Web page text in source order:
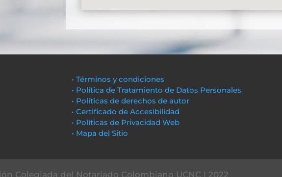
• Términos y condiciones
• Política de Tratamiento de Datos Personales
• Políticas de derechos de autor
• Certificado de Accesibilidad
• Políticas de Privacidad Web
• Mapa del Sitio
Colegiada del Notariado Colombiano UCNC | 2022